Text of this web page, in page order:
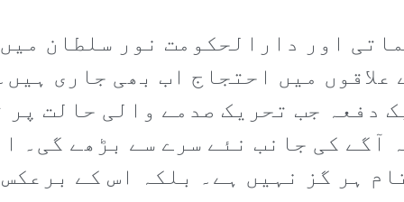
اور دارالحکومت نور سلطان
میں احتجاج اب بھی جاری
دفعہ جب تحریک صدمے والی حالت
آگے کی جانب نئے سرے سے بڑھے گی۔
ہر گز نہیں ہے۔ بلکہ اس کے